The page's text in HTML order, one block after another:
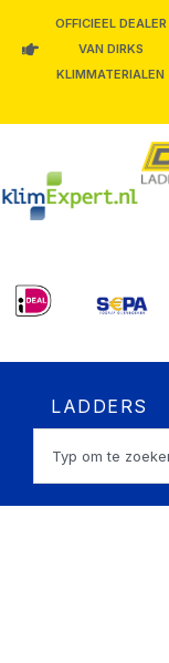
OFFICIEEL DEALER
VAN DIRKS
KLIMMATERIALEN
LADDERS